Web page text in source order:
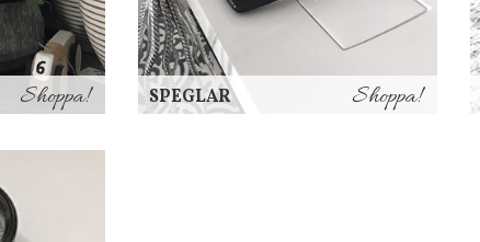
Shoppa! SPEGLAR Shoppa!